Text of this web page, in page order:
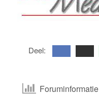
Deel:
Foruminformatie